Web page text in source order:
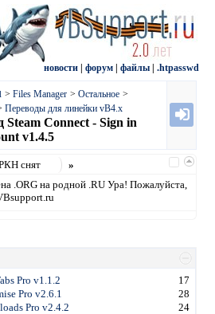
новости форум файлы .htpasswd
> Files Manager > Остальное >
Переводы для линейки vB4.х
Steam Connect - Sign in
v1.4.5
снят
»
.ORG на родной .RU Ура! Пожалуйста,
Pro v1.1.2
17
Pro v2.6.1
28
Pro v2.4.2
24